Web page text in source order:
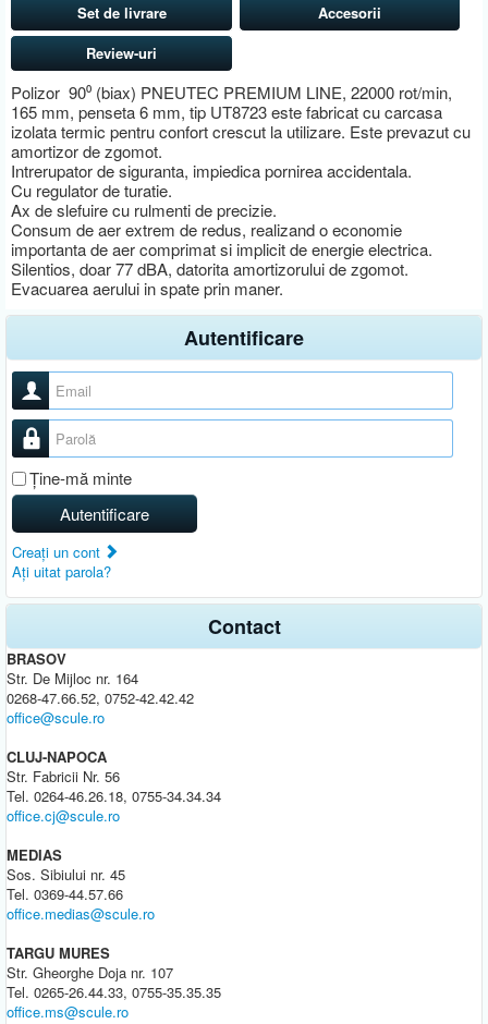
Polizor 90⁰ (biax) PNEUTEC PREMIUM LINE, 22000 rot/min,
165 mm, penseta 6 mm, tip UT8723 este fabricat cu carcasa
izolata termic pentru confort crescut la utilizare. Este prevazut cu
amortizor de zgomot.
Intrerupator de siguranta, impiedica pornirea accidentala.
Cu regulator de turatie.
Ax de slefuire cu rulmenti de precizie.
Consum de aer extrem de redus, realizand o economie
importanta de aer comprimat si implicit de energie electrica.
Silentios, doar 77 dBA, datorita amortizorului de zgomot.
Evacuarea aerului in spate prin maner.
Set de livrare
Accesorii
Review-uri
Autentificare
Nume utilizator
Parolă
Ţine-mă minte
Autentificare
Creaţi un cont
Aţi uitat parola?
Contact
BRASOV
Str. De Mijloc nr. 164
0268-47.66.52, 0752-42.42.42
office@scule.ro
CLUJ-NAPOCA
Str. Fabricii Nr. 56
Tel. 0264-46.26.18, 0755-34.34.34
office.cj@scule.ro
MEDIAS
Sos. Sibiului nr. 45
Tel. 0369-44.57.66
office.medias@scule.ro
TARGU MURES
Str. Gheorghe Doja nr. 107
Tel. 0265-26.44.33, 0755-35.35.35
office.ms@scule.ro